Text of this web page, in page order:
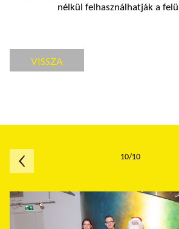
nélkül felhasználhatják a
VISSZA
10/10